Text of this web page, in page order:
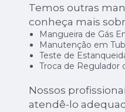
Temos outras
conheça mais
Mangueira de Gás
Manutenção em
Teste de
Troca de Regulador
Nossos
atendê-lo